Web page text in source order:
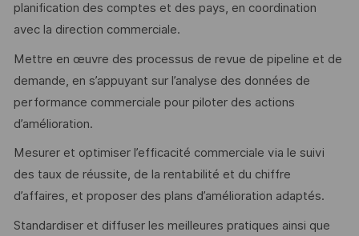
planification des comptes et des pays, en coordination
avec la direction commerciale.
Mettre en œuvre des processus de revue de pipeline et de
demande, en s’appuyant sur l’analyse des données de
performance commerciale pour piloter des actions
d’amélioration.
Mesurer et optimiser l’efficacité commerciale via le suivi
des taux de réussite, de la rentabilité et du chiffre
d’affaires, et proposer des plans d’amélioration adaptés.
Standardiser et diffuser les meilleures pratiques ainsi que